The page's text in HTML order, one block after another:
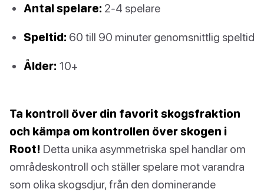
Antal spelare: 2-4 spelare
Speltid: 60 till 90 minuter genomsnittlig speltid
Ålder: 10+
Ta kontroll över din favorit skogsfraktion
och kämpa om kontrollen över skogen i
Root! Detta unika asymmetriska spel handlar om
områdeskontroll och ställer spelare mot varandra
som olika skogsdjur, från den dominerande